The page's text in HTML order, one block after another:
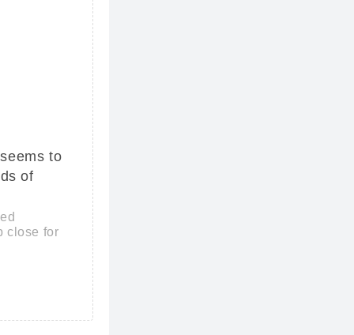
to
of
close for